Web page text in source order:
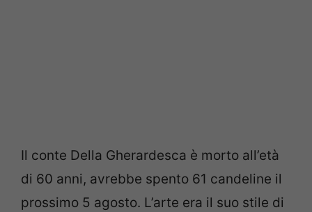
Il conte Della Gherardesca è morto all’età
di 60 anni, avrebbe spento 61 candeline il
prossimo 5 agosto. L’arte era il suo stile di